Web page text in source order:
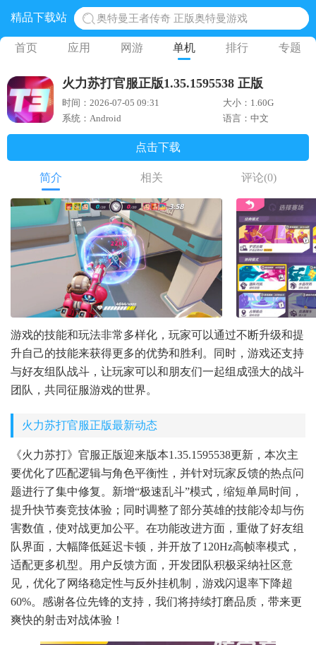
精品下载站
奥特曼王者传奇 正版奥特曼游戏
地铁跑酷体验服国际服 地铁跑酷体验服版本
网易光遇手游正版 点亮星空共庆周年
黎明觉醒生机腾讯正版 黎明觉醒生机国际服
蛋仔派对下载 蛋仔派对体验服
首页 应用 网游 单机 排行 专题
火力苏打官服正版1.35.1595538 正版
时间：2026-07-05 09:31
大小：1.60G
系统：Android
语言：中文
点击下载
简介 相关 评论(0)
游戏的技能和玩法非常多样化，玩家可以通过不断升级和提
升自己的技能来获得更多的优势和胜利。同时，游戏还支持
与好友组队战斗，让玩家可以和朋友们一起组成强大的战斗
团队，共同征服游戏的世界。
火力苏打官服正版最新动态
《火力苏打》官服正版迎来版本1.35.1595538更新，本次主
要优化了匹配逻辑与角色平衡性，并针对玩家反馈的热点问
题进行了集中修复。新增“极速乱斗”模式，缩短单局时间，
提升快节奏竞技体验；同时调整了部分英雄的技能冷却与伤
害数值，使对战更加公平。在功能改进方面，重做了好友组
队界面，大幅降低延迟卡顿，并开放了120Hz高帧率模式，
适配更多机型。用户反馈方面，开发团队积极采纳社区意
见，优化了网络稳定性与反外挂机制，游戏闪退率下降超
60%。感谢各位先锋的支持，我们将持续打磨品质，带来更
爽快的射击对战体验！